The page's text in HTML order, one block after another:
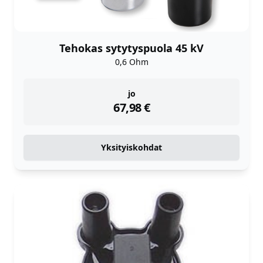
Tehokas sytytyspuola 45 kV
0,6 Ohm
jo
67,98€
instock
Yksityiskohdat